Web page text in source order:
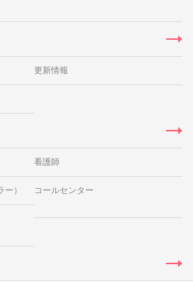
更新情報
看護師
） コールセンター